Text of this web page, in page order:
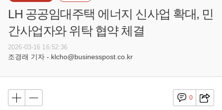
LH 공공임대주택 에너지 신사업 확대, 민
간사업자와 위탁 협약 체결
2026-03-16 16:52:36
조경래 기자 - klcho@businesspost.co.kr
0